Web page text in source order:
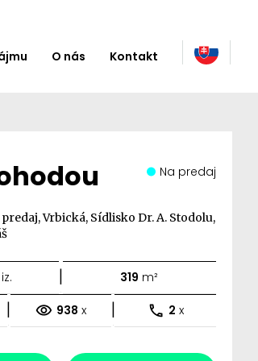
O nás Kontakt
Na predaj
Vrbická, Sídlisko Dr. A. Stodolu,
| 319 m²
| 938 x | 2 x